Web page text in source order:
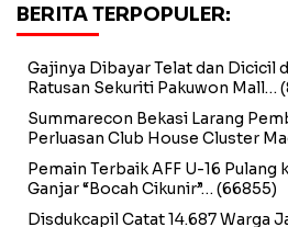
BERITA TERPOPULER:
Gajinya Dibayar Telat dan Dicicil
Ratusan Sekuriti Pakuwon Mall…
Summarecon Bekasi Larang
Perluasan Club House Cluster
Pemain Terbaik AFF U-16 Pulang
Ganjar “Bocah Cikunir”… (66855)
Disdukcapil Catat 14.687 Warga